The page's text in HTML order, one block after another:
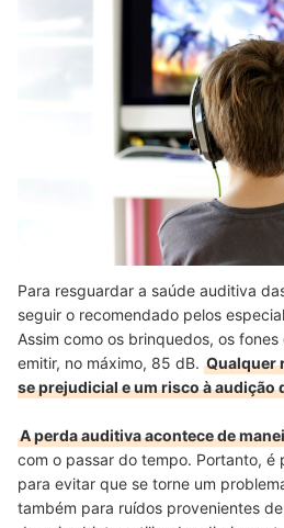
Para resguardar a saúde auditiva
seguir o recomendado pelos
Assim como os brinquedos, os
emitir, no máximo, 85 dB. Qualquer
se prejudicial e um risco à audição
A perda auditiva acontece de
com o passar do tempo. Portanto,
para evitar que se torne um
também para ruídos provenientes